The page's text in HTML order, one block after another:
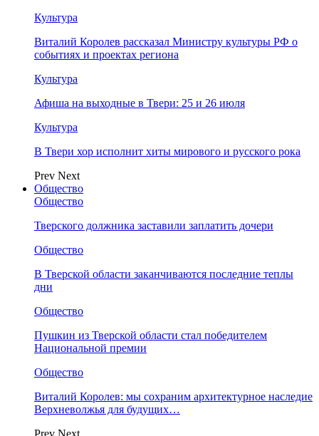
Культура
Виталий Королев рассказал Министру культуры РФ о
событиях и проектах региона
Культура
Афиша на выходные в Твери: 25 и 26 июля
Культура
В Твери хор исполнит хиты мирового и русского рока
Prev Next
Общество
Общество
Тверского должника заставили заплатить дочери
Общество
В Тверской области заканчиваются последние теплы
дни
Общество
Пушкин из Тверской области стал победителем
Национальной премии
Общество
Виталий Королев: мы сохраним архитектурное наследие
Верхневолжья для будущих…
Prev Next